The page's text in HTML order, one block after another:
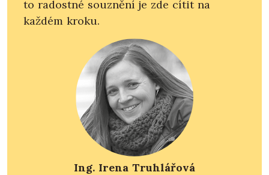
to radostné souznění je zde cítit na
každém kroku.
Ing. Irena Truhlářová